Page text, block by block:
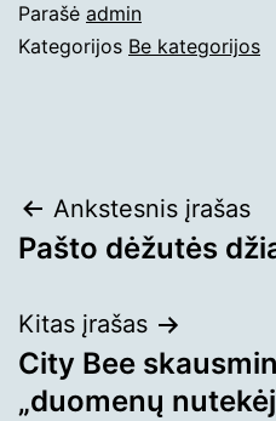
Parašė admin
Kategorijos Be kategorijos
Navigacija
tarp
įrašų
Ankstesnis įrašas
Pašto dėžutės
Kitas įrašas
City Bee
„duomenų